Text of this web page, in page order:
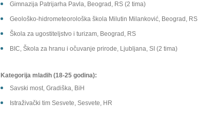
Gimnazija Patrijarha Pavla, Beograd, RS (2 tima)
Geološko-hidrometeorološka škola Milutin Milanković, Beograd, RS
Škola za ugostiteljstvo i turizam, Beograd, RS
BIC, Škola za hranu i očuvanje prirode, Ljubljana, SI (2 tima)
Kategorija mladih (18-25 godina):
Savski most, Gradiška, BiH
Istraživački tim Sesvete, Sesvete, HR